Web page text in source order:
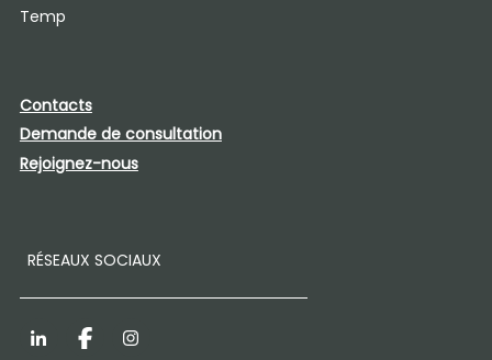
Temp
Contacts
Demande de consultation
Rejoignez-nous
RÉSEAUX SOCIAUX
LinkedInFacebookInstagram